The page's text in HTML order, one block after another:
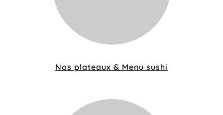
Nos plateaux & Menu sushi